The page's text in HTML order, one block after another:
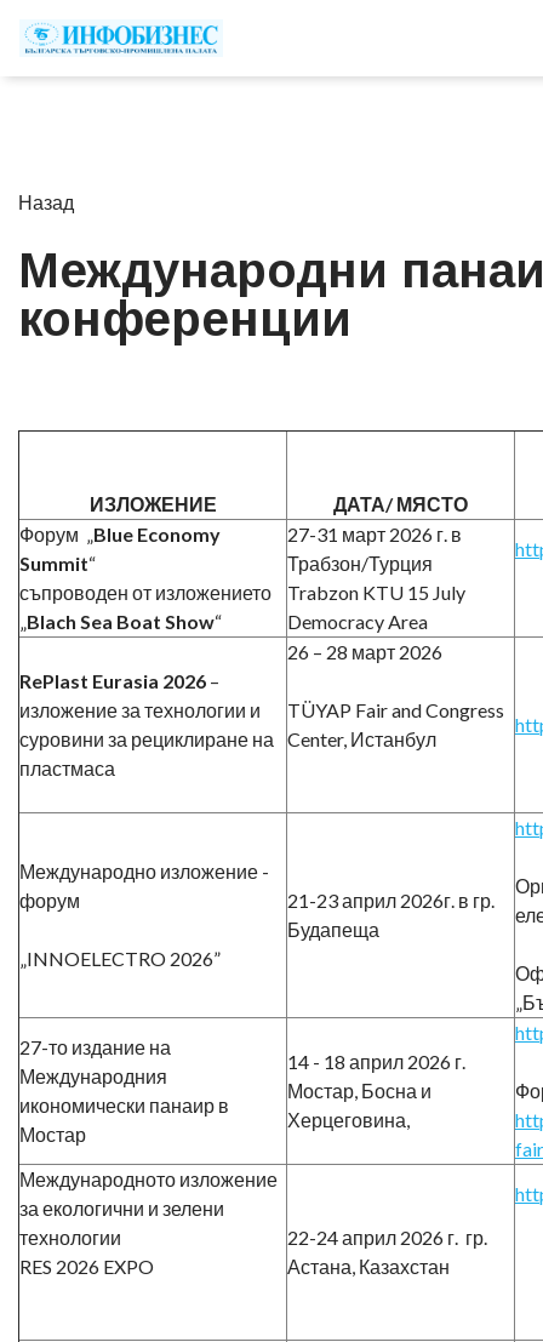
Назад
Международни
конференции
ИЗЛОЖЕНИЕ
ДАТА/ МЯСТО
Форум „Blue Economy
Summit“
съпроводен от изложението
„Blach Sea Boat Show“
27-31 март 2026 г. в
Трабзон/Турция
Trabzon KTU 15 July
Democracy Area
RePlast Eurasia 2026 –
изложение за технологии и
суровини за рециклиране на
пластмаса
26 – 28 март 2026
TÜYAP Fair and Congress
Center, Истанбул
Международно изложение -
форум
„INNOELECTRO 2026”
21-23 април 2026г. в гр.
Будапеща
27-то издание на
Международния
икономически панаир в
Мостар
14 - 18 април 2026 г.
Мостар, Босна и
Херцеговина,
Международното изложение
за екологични и зелени
технологии
RES 2026 EXPO
22-24 април 2026 г. гр.
Астана, Казахстан